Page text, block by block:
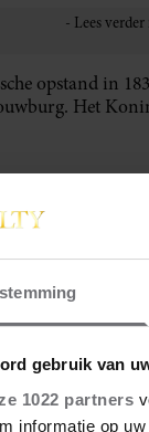
gebruik van
1022 partners
informatie op
opstand in
Het